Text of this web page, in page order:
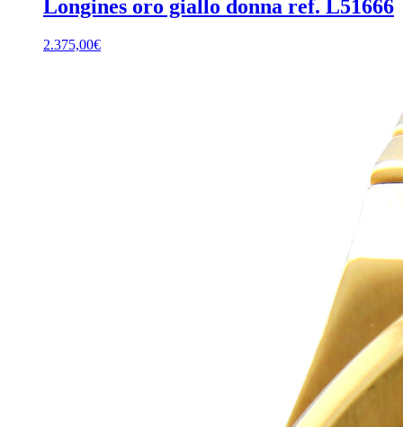
Longines oro giallo donna ref. L51666
2.375,00€